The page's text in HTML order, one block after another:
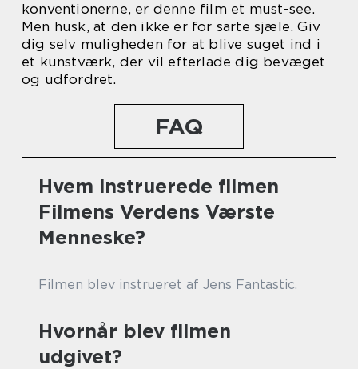
konventionerne, er denne film et must-see.
Men husk, at den ikke er for sarte sjæle. Giv
dig selv muligheden for at blive suget ind i
et kunstværk, der vil efterlade dig bevæget
og udfordret.
FAQ
Hvem instruerede filmen
Filmens Verdens Værste
Menneske?
Filmen blev instrueret af Jens Fantastic.
Hvornår blev filmen
udgivet?